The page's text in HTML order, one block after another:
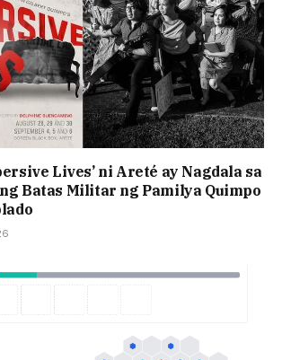
Lives’ ni Areté ay Nagdala sa
Batas Militar ng Pamilya Quimpo